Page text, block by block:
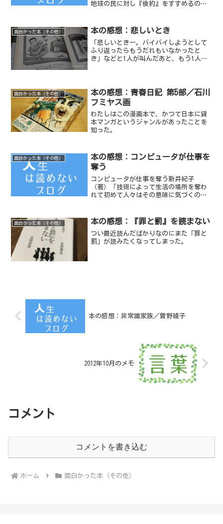
地球の民に対し『倹約』をすすめるのが
方策を打ちだして昨今の原発問題に代表
されるようなエネルギーと...
面白かった本（その他） 本の感想：悲しいとき
「悲しいときー。バイバイしようとして
ふり返ったらもうだれもいなかったと
き」などと1人が叫んだあと、もう1人が
た。
面白かった本（その他）
本の感想：青春日記 第5部／石川
フミヤス画
わたしはこの漫画本で、かつて日本に貸
本マンガというジャンルがあったことを
知った。
面白かった本（その他）
本の感想：コンピュータが仕事を
奪う
コンピュータが仕事を奪う新井紀子
（著）「技術によって生活の場所を奪わ
れて初めて人々はその意味に気づくので
面白かった本（その他） 本の感想：『罪と罰』を読まない
つい最近読んだばかりなのにまた「罪と
罰」が読みたくなってしまった。
本の感想：非常識家族／曽野綾子
2012年10月のメモ
コメント
コメントを書き込む
ホーム 面白かった本（その他）